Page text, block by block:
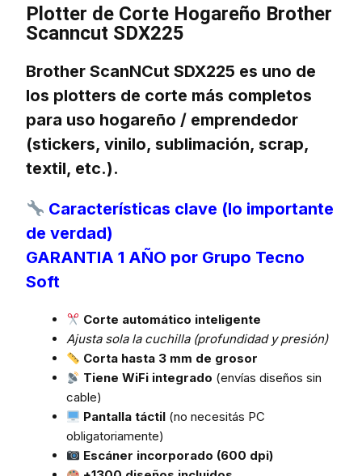
Plotter de Corte Hogareño Brother
Scanncut SDX225
Brother ScanNCut SDX225 es uno de
los plotters de corte más completos
para uso hogareño / emprendedor
(stickers, vinilo, sublimación, scrap,
textil, etc.).
Características clave (lo importante
de verdad)
GARANTIA 1 AÑO por Grupo Tecno
Soft
Corte automático inteligente
Ajusta sola la cuchilla (profundidad y presión)
Corta hasta 3 mm de grosor
Tiene WiFi integrado (envías diseños sin
cable)
Pantalla táctil (no necesitás PC
obligatoriamente)
Escáner incorporado (600 dpi)